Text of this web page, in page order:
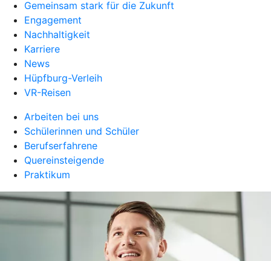
Gemeinsam stark für die Zukunft
Engagement
Nachhaltigkeit
Karriere
News
Hüpfburg-Verleih
VR-Reisen
Arbeiten bei uns
Schülerinnen und Schüler
Berufserfahrene
Quereinsteigende
Praktikum